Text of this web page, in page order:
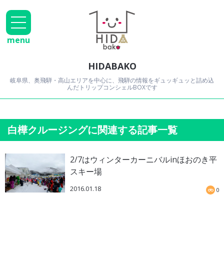
HIDABAKO
岐阜県、奥飛騨・高山エリアを中心に、飛騨の情報をギュッギュッと詰め込
んだトリップコンシェルBOXです
menu
白樺クルージングに関連する記事一覧
2/7はウィンターカーニバルinほおのき平
スキー場
2016.01.18 0